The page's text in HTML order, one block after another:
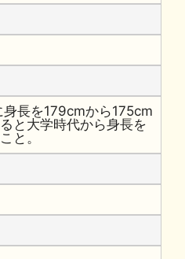
長を179cmから175cm
と大学時代から身長を
と。